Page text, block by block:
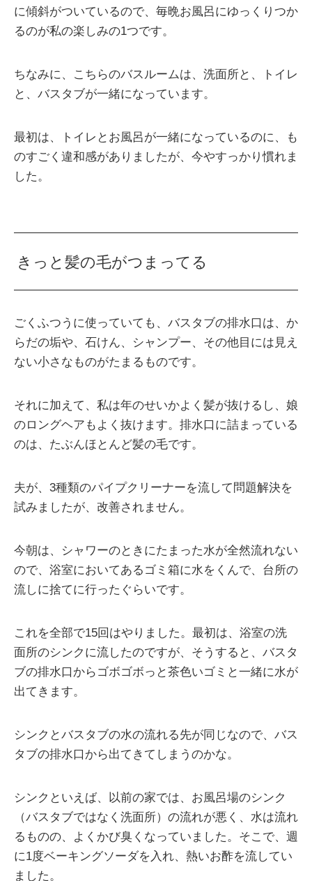
に傾斜がついているので、毎晩お風呂にゆっくりつか
るのが私の楽しみの1つです。
ちなみに、こちらのバスルームは、洗面所と、トイレ
と、バスタブが一緒になっています。
最初は、トイレとお風呂が一緒になっているのに、も
のすごく違和感がありましたが、今やすっかり慣れま
した。
きっと髪の毛がつまってる
ごくふつうに使っていても、バスタブの排水口は、か
らだの垢や、石けん、シャンプー、その他目には見え
ない小さなものがたまるものです。
それに加えて、私は年のせいかよく髪が抜けるし、娘
のロングヘアもよく抜けます。排水口に詰まっている
のは、たぶんほとんど髪の毛です。
夫が、3種類のパイプクリーナーを流して問題解決を
試みましたが、改善されません。
今朝は、シャワーのときにたまった水が全然流れない
ので、浴室においてあるゴミ箱に水をくんで、台所の
流しに捨てに行ったぐらいです。
これを全部で15回はやりました。最初は、浴室の洗
面所のシンクに流したのですが、そうすると、バスタ
ブの排水口からゴボゴボっと茶色いゴミと一緒に水が
出てきます。
シンクとバスタブの水の流れる先が同じなので、バス
タブの排水口から出てきてしまうのかな。
シンクといえば、以前の家では、お風呂場のシンク
（バスタブではなく洗面所）の流れが悪く、水は流れ
るものの、よくかび臭くなっていました。そこで、週
に1度ベーキングソーダを入れ、熱いお酢を流してい
ました。